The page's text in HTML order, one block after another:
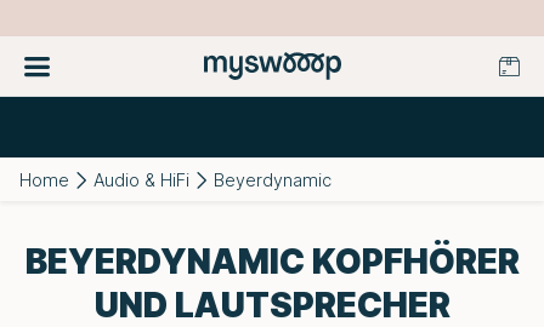
Home Audio & HiFi Beyerdynamic
BEYERDYNAMIC KOPFHÖRER
UND LAUTSPRECHER